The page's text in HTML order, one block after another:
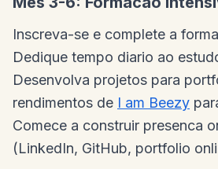
Inscreva-se e complete a
Dedique tempo diario ao
Desenvolva projetos para
rendimentos de I am Beezy
Comece a construir presenca
(LinkedIn, GitHub, portfolio